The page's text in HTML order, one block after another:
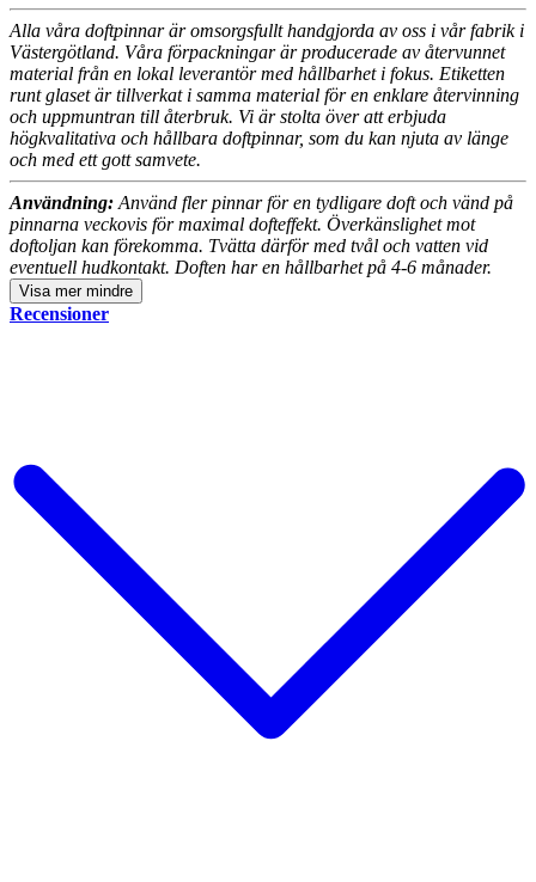
Alla våra doftpinnar är omsorgsfullt handgjorda av oss i vår fabrik i
Västergötland. Våra förpackningar är producerade av återvunnet
material från en lokal leverantör med hållbarhet i fokus. Etiketten
runt glaset är tillverkat i samma material för en enklare återvinning
och uppmuntran till återbruk. Vi är stolta över att erbjuda
högkvalitativa och hållbara doftpinnar, som du kan njuta av länge
och med ett gott samvete.
Användning:Använd fler pinnar för en tydligare doft och vänd på
pinnarna veckovis för maximal dofteffekt. Överkänslighet mot
doftoljan kan förekomma. Tvätta därför med tvål och vatten vid
eventuell hudkontakt. Doften har en hållbarhet på 4-6 månader.
Visa mer mindre
Recensioner